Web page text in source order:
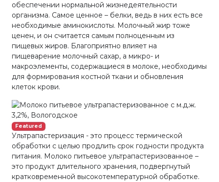
обеспечении нормальной жизнедеятельности
организма. Самое ценное – белки, ведь в них есть все
необходимые аминокислоты. Молочный жир тоже
ценен, и он считается самым полноценным из
пищевых жиров. Благоприятно влияет на
пищеварение молочный сахар, а микро- и
макроэлементы, содержащиеся в молоке, необходимы
для формирования костной ткани и обновления
клеток крови.
Featured
Ультрапастеризация - это процесс термической
обработки с целью продлить срок годности продукта
питания. Молоко питьевое ультрапастеризованное –
это продукт длительного хранения, подвергнутый
кратковременной высокотемпературной обработке.